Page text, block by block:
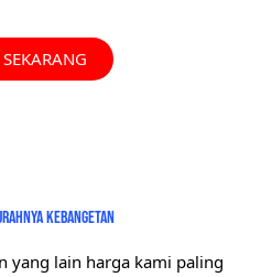
kebangetan
yang lain harga kami paling